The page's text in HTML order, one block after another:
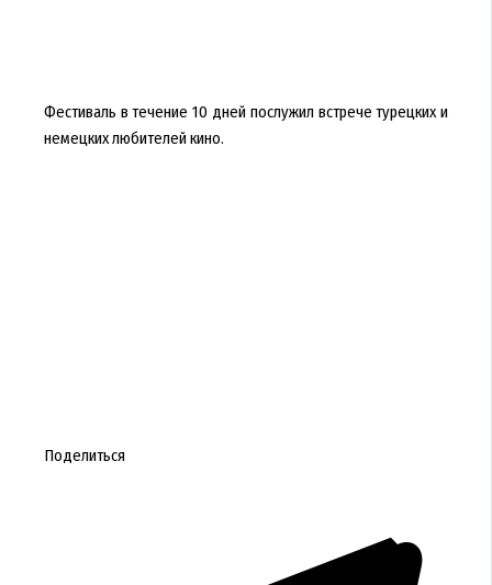
Фестиваль в течение 10 дней послужил встрече турецких и
немецких любителей кино.
Поделиться